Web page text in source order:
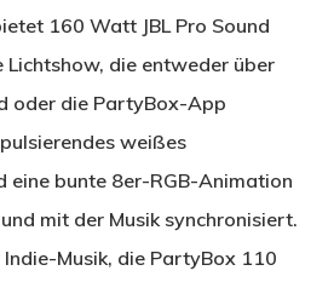
160 Watt JBL Pro Sound
Lichtshow, die entweder über
oder die PartyBox-App
weißes
eine bunte 8er-RGB-Animation
mit der Musik synchronisiert.
Indie-Musik, die PartyBox 110